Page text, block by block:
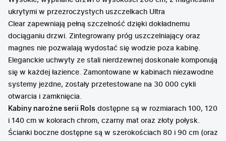
ukrytymi w przezroczystych uszczelkach Ultra
Clear zapewniają pełną szczelność dzięki dokładnemu
dociąganiu drzwi. Zintegrowany próg uszczelniający oraz
magnes nie pozwalają wydostać się wodzie poza kabinę.
Eleganckie uchwyty ze stali nierdzewnej doskonale komponują
się w każdej łazience. Zamontowane w kabinach niezawodne
systemy jezdne, zostały przetestowane na 30 000 cykli
otwarcia i zamknięcia.
Kabiny narożne serii Rols dostępne są w rozmiarach 100, 120
i 140 cm w kolorach chrom, czarny mat oraz złoty połysk.
Ścianki boczne dostępne są w szerokościach 80 i 90 cm (oraz